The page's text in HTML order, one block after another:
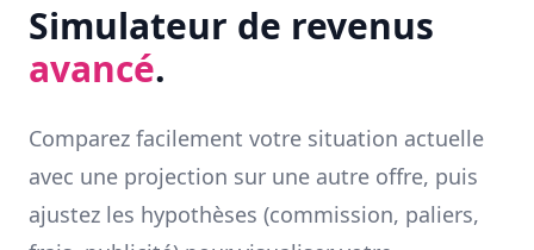
Simulateur de revenus
avancé.
Comparez facilement votre situation actuelle
avec une projection sur une autre offre, puis
ajustez les hypothèses (commission, paliers,